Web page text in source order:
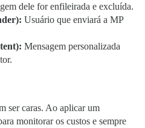
dele for enfileirada e excluída.
Usuário que enviará a MP
Mensagem personalizada
ser caras. Ao aplicar um
monitorar os custos e sempre